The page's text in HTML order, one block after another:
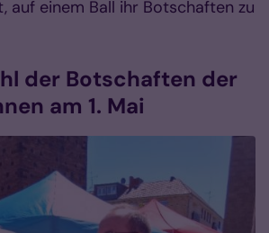
auf einem Ball ihr Botschaften zu
der Botschaften der
am 1. Mai